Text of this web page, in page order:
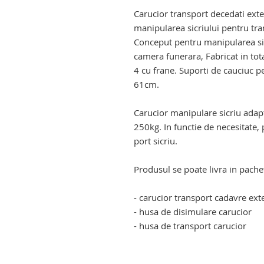
Carucior transport decedati
manipularea sicriului pentru
Conceput pentru manipularea
camera funerara, Fabricat in
4 cu frane. Suporti de cauciuc
61cm.
Carucior manipulare sicriu
250kg. In functie de
port sicriu.
Produsul se poate livra in
- carucior transport cadavre
- husa de disimulare carucior
- husa de transport carucior